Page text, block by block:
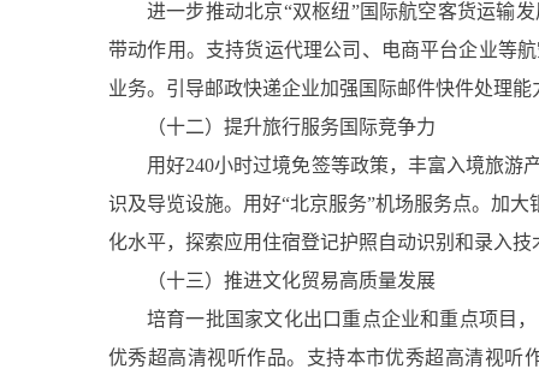
进一步推动北京“双枢纽”国际航空客货运输
带动作用。支持货运代理公司、电商平台企业等
业务。引导邮政快递企业加强国际邮件快件处理
（十二）提升旅行服务国际竞争力
用好240小时过境免签等政策，丰富入境旅
识及导览设施。用好“北京服务”机场服务点。加
化水平，探索应用住宿登记护照自动识别和录入技
（十三）推进文化贸易高质量发展
培育一批国家文化出口重点企业和重点项目
优秀超高清视听作品。支持本市优秀超高清视听